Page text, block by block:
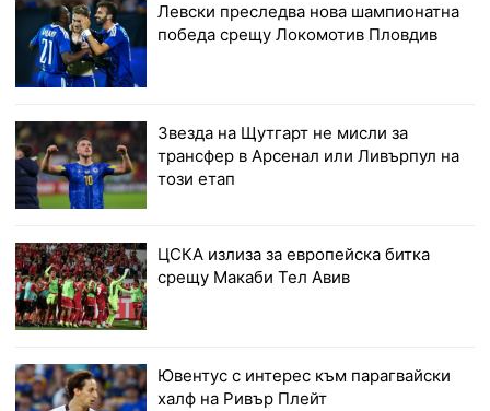
Левски преследва нова шампионатна
победа срещу Локомотив Пловдив
Звезда на Щутгарт не мисли за
трансфер в Арсенал или Ливърпул на
този етап
ЦСКА излиза за европейска битка
срещу Макаби Тел Авив
Ювентус с интерес към парагвайски
халф на Ривър Плейт